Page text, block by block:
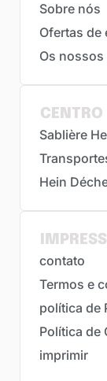
Sobre nós
Ofertas de
Os nossos
CENTRO
Sablière
Hein
contato
Termos e
política de
Política de
imprimir